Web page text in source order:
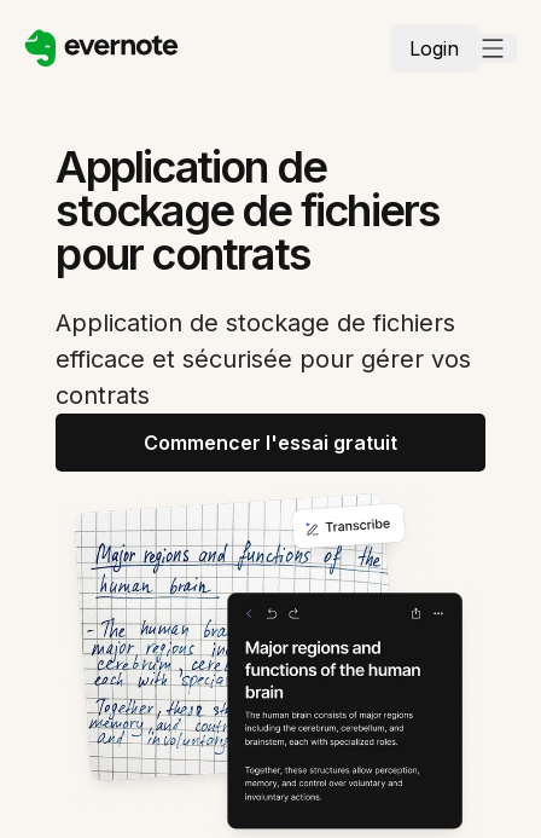
Login
Application de
stockage de fichiers
pour contrats
Application de stockage de fichiers
efficace et sécurisée pour gérer vos
contrats
Commencer l'essai gratuit